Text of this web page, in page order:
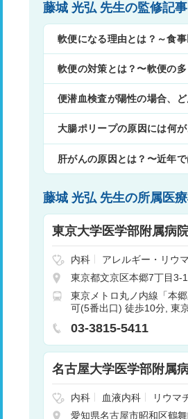
藤城 光弘 先生の監修記事
軟便になる理由とは？～食
軟便の対策とは？〜軟便の
便潜血検査が陽性の場合、
大腸ポリープの原因には何
肝がんの原因とは？〜近年
藤城 光弘 先生の所属医
東京大学医学部附属病
内科 アレルギー・リウ
神経内科
脳神経外科
管外科
小児科 小児外科
泌尿器科
肛門科 産婦
科
放射線科 矯正歯科
科
循環器内科
東京都文京区本郷7丁目3-1
東京メトロ丸ノ内線「本
可(5番出口) 徒歩10分 東
03-3815-5411
名古屋大学医学部附属
内科 血液内科 リウマ
呼吸器外科
消化器外科
愛知県名古屋市昭和区鶴